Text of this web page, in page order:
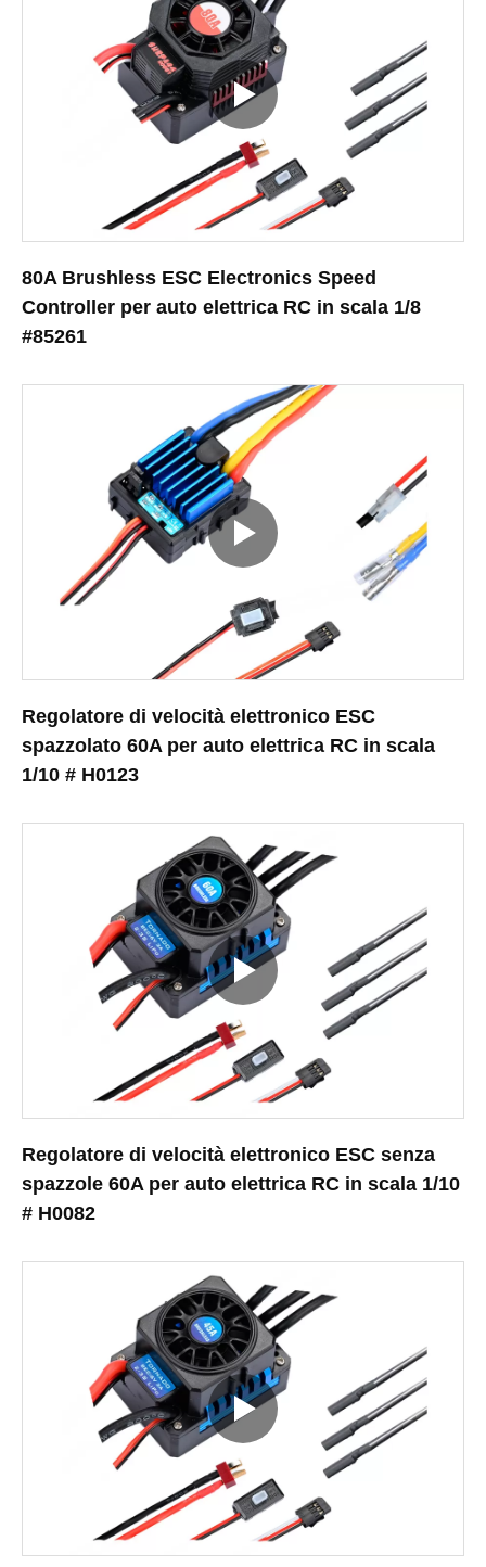
80A Brushless ESC Electronics Speed
Controller per auto elettrica RC in scala 1/8
#85261
Regolatore di velocità elettronico ESC
spazzolato 60A per auto elettrica RC in scala
1/10 # H0123
Regolatore di velocità elettronico ESC senza
spazzole 60A per auto elettrica RC in scala 1/10
# H0082